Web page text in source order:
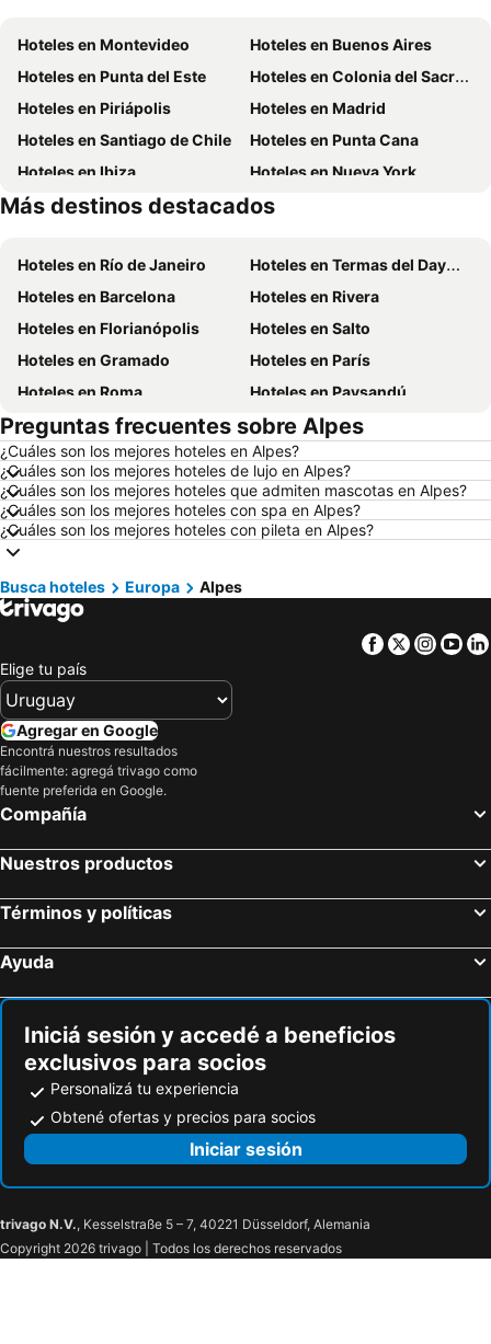
Hoteles en Montevideo
Hoteles en Buenos Aires
Hoteles en Punta del Este
Hoteles en Colonia del Sacramento
Hoteles en Piriápolis
Hoteles en Madrid
Hoteles en Santiago de Chile
Hoteles en Punta Cana
Hoteles en Ibiza
Hoteles en Nueva York
Hoteles en Isla de Miconos
Hoteles en Aruba
Más destinos destacados
Hoteles en Río de Janeiro
Hoteles en Termas del Dayman
Hoteles en Barcelona
Hoteles en Rivera
Hoteles en Florianópolis
Hoteles en Salto
Hoteles en Gramado
Hoteles en París
Hoteles en Roma
Hoteles en Paysandú
Hoteles en San Carlos de Bariloche
Hoteles en Chuy
Hoteles en Maceió
Hoteles en Conil de la Frontera
Hoteles en Ámsterdam
Hoteles en Foz de Iguazú
Hoteles en Maragogi
Hoteles en Punta del Diablo
Hoteles en Brasil
Hoteles en Uruguay
Hoteles en Argentina
Hoteles en España
Hoteles en Asturias
Hoteles en Salto
Hoteles en Bahamas
Hoteles en Colombia
Hoteles en Lanzarote
Preguntas frecuentes sobre Alpes
¿Cuáles son los mejores hoteles en Alpes?
¿Cuáles son los mejores hoteles de lujo en Alpes?
¿Cuáles son los mejores hoteles que admiten mascotas en Alpes?
¿Cuáles son los mejores hoteles con spa en Alpes?
¿Cuáles son los mejores hoteles con pileta en Alpes?
Busca hoteles Europa Alpes
Facebook
Twitter
Elige tu país
Agregar en Google
Encontrá nuestros resultados
fácilmente: agregá trivago como
fuente preferida en Google.
Compañía
Nuestros productos
Términos y políticas
Ayuda
Iniciá sesión y accedé a beneficios
exclusivos para socios
Personalizá tu experiencia
Obtené ofertas y precios para socios
Iniciar sesión
trivago N.V., Kesselstraße 5 – 7, 40221 Düsseldorf, Alemania
Copyright 2026 trivago | Todos los derechos reservados